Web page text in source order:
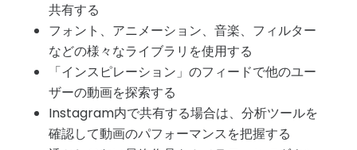
共有する
フォント、アニメーション、音楽、フィルター
などの様々なライブラリを使用する
「インスピレーション」のフィードで他のユー
ザーの動画を探索する
Instagram内で共有する場合は、分析ツールを
確認して動画のパフォーマンスを把握する